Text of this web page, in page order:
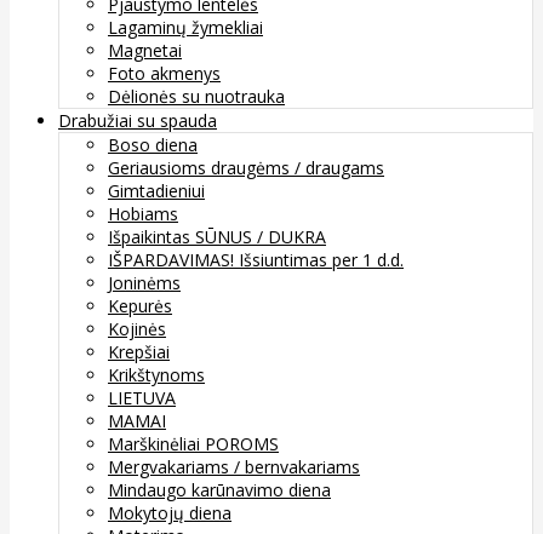
Lagaminų žymekliai
Magnetai
Foto akmenys
Dėlionės su nuotrauka
Drabužiai su spauda
Boso diena
Geriausioms draugėms / draugams
Gimtadieniui
Hobiams
Išpaikintas SŪNUS / DUKRA
IŠPARDAVIMAS! Išsiuntimas per 1 d.d.
Joninėms
Kepurės
Kojinės
Krepšiai
Krikštynoms
LIETUVA
MAMAI
Marškinėliai POROMS
Mergvakariams / bernvakariams
Mindaugo karūnavimo diena
Mokytojų diena